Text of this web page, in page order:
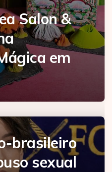
Salon &
em
brasileiro
sexual